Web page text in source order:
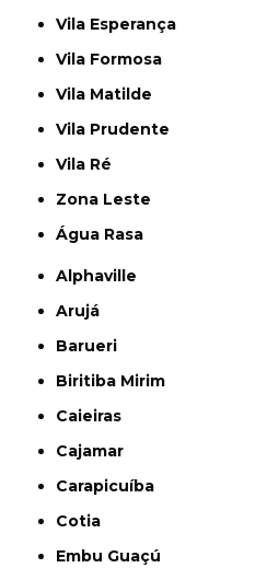
Vila Esperança
Vila Formosa
Vila Matilde
Vila Prudente
Vila Ré
Zona Leste
Água Rasa
Alphaville
Arujá
Barueri
Biritiba Mirim
Caieiras
Cajamar
Carapicuíba
Cotia
Embu Guaçú